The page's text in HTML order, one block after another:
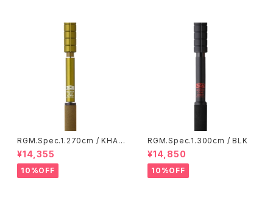
RGM.Spec.1.270cm / KHAK
I¥14,355
10%OFF
RGM.Spec.1.300cm / BLK
¥14,850
10%OFF